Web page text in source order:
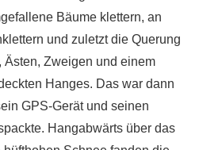
Bäume klettern, an
und zuletzt die Querung
Ästen, Zweigen und einem
Hanges. Das war dann
GPS-Gerät und seinen
Hangabwärts über das